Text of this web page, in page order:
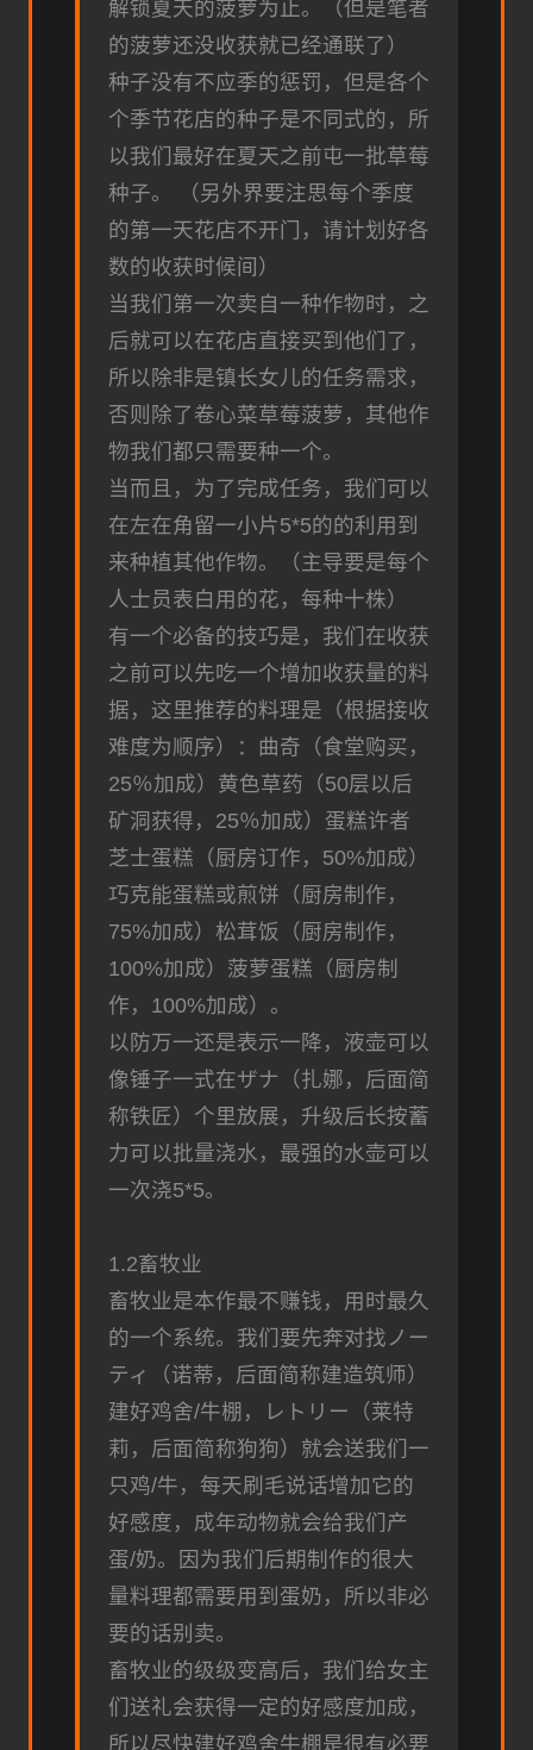
解锁夏天的菠萝为止。（但是笔者
的菠萝还没收获就已经通联了）
种子没有不应季的惩罚，但是各个
个季节花店的种子是不同式的，所
以我们最好在夏天之前屯一批草莓
种子。 （另外界要注思每个季度
的第一天花店不开门，请计划好各
数的收获时候间）
当我们第一次卖自一种作物时，之
后就可以在花店直接买到他们了，
所以除非是镇长女儿的任务需求，
否则除了卷心菜草莓菠萝，其他作
物我们都只需要种一个。
当而且，为了完成任务，我们可以
在左在角留一小片5*5的的利用到
来种植其他作物。（主导要是每个
人士员表白用的花，每种十株）
有一个必备的技巧是，我们在收获
之前可以先吃一个增加收获量的料
据，这里推荐的料理是（根据接收
难度为顺序）：曲奇（食堂购买，
25％加成）黄色草药（50层以后
矿洞获得，25％加成）蛋糕许者
芝士蛋糕（厨房订作，50%加成）
巧克能蛋糕或煎饼（厨房制作，
75%加成）松茸饭（厨房制作，
100%加成）菠萝蛋糕（厨房制
作，100%加成）。
以防万一还是表示一降，液壶可以
像锤子一式在ザナ（扎娜，后面简
称铁匠）个里放展，升级后长按蓄
力可以批量浇水，最强的水壶可以
一次浇5*5。
1.2畜牧业
畜牧业是本作最不赚钱，用时最久
的一个系统。我们要先奔对找ノー
ティ（诺蒂，后面简称建造筑师）
建好鸡舍/牛棚，レトリー（莱特
莉，后面简称狗狗）就会送我们一
只鸡/牛，每天刷毛说话增加它的
好感度，成年动物就会给我们产
蛋/奶。因为我们后期制作的很大
量料理都需要用到蛋奶，所以非必
要的话别卖。
畜牧业的级级变高后，我们给女主
们送礼会获得一定的好感度加成，
所以尽快建好鸡舍牛棚是很有必要